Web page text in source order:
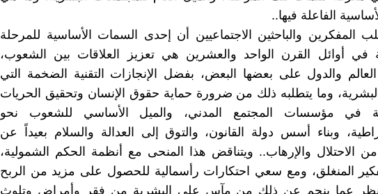
الفاعلة فيها..
المفكرين والباحثين الاجتماعيين أن إحدى السمات الأساسية للمرحلة
في أوائل القرن الواحد والعشرين هي تعزيز العلاقات بين الشعوب،
العالم والدول على بعضها البعض، بفضل الإنجازات التقنية الضخمة التي
وما يتطلبه ذلك من ضرورة حماية حقوق الإنسان وتحقيق الحريات
في مؤسسات المجتمع المدني، والميل الأساسي للشعوب نحو
وبناء أسس دولة القانون، والتوق إلى العدالة والسلام بعيداً عن
الاحتلال والإرهاب.. ويتناقض هذا المنحى مع أنظمة الحكم الشمولية،
المنغلق، ومع سعي احتكارات رأسمالية للحصول على مزيد من الربح
عما ينجم عن ذلك من مآسٍ على البشرية من فقر وأمراض وتلوث